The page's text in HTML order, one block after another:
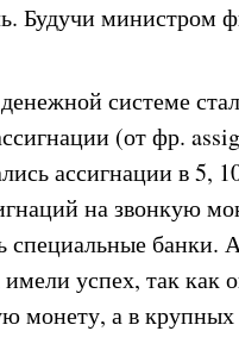
Будучи министром
системе
(от фр.
ассигнации в 5,
на звонкую
специальные банки.
успех, так как
монету, а в